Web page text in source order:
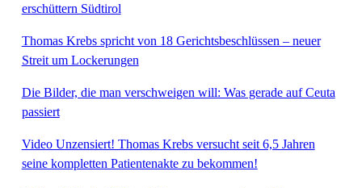
erschüttern Südtirol
Thomas Krebs spricht von 18 Gerichtsbeschlüssen – neuer
Streit um Lockerungen
Die Bilder, die man verschweigen will: Was gerade auf Ceuta
passiert
Video Unzensiert! Thomas Krebs versucht seit 6,5 Jahren
seine kompletten Patientenakte zu bekommen!